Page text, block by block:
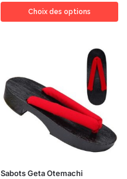
Choix des options
Sabots Geta Otemachi